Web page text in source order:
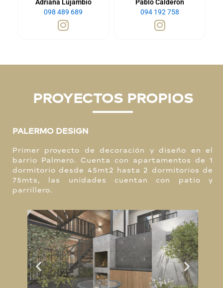
Adriana Lujambio
098 489 689
Pablo Calderon
094 192 758
PROYECTOS PROPIOS
PALERMO DESIGN
Primer proyecto de decoración y diseño en el
barrio Palmero. Cuenta con apartamentos de 1
dormitorio desde 45mt2 hasta 2 dormitorios de
75mts, las unidades cuentan con patio y
parrillero.